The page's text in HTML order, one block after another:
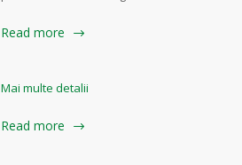
Read more
Mai multe detalii
Read more